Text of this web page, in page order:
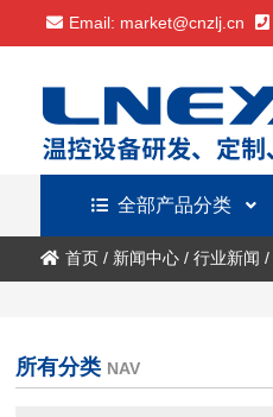
Email: market@cnzlj.cn
全部产品分类
首页/ 新闻中心/ 行业新闻 /
所有分类 NAV